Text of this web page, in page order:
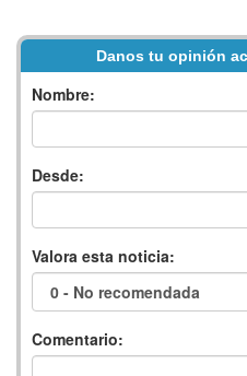
Danos tu opinión
Nombre:
Desde:
Valora esta noticia:
Comentario: